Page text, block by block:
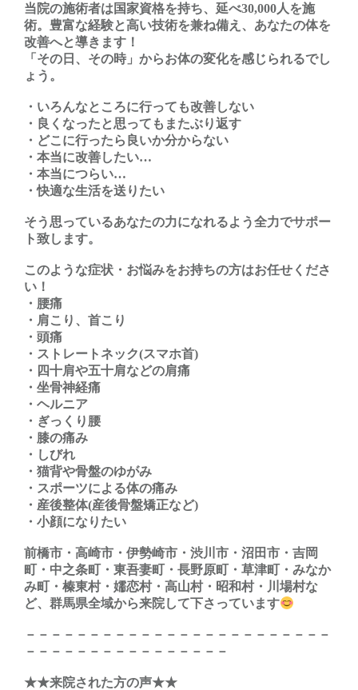
当院の施術者は国家資格を持ち、延べ30,000人を施
術。豊富な経験と高い技術を兼ね備え、あなたの体を
改善へと導きます！
「その日、その時」からお体の変化を感じられるでし
ょう。
・いろんなところに行っても改善しない
・良くなったと思ってもまたぶり返す
・どこに行ったら良いか分からない
・本当に改善したい…
・本当につらい…
・快適な生活を送りたい
そう思っているあなたの力になれるよう全力でサポー
ト致します。
このような症状・お悩みをお持ちの方はお任せくださ
い！
・腰痛
・肩こり、首こり
・頭痛
・ストレートネック(スマホ首)
・四十肩や五十肩などの肩痛
・坐骨神経痛
・ヘルニア
・ぎっくり腰
・膝の痛み
・しびれ
・猫背や骨盤のゆがみ
・スポーツによる体の痛み
・産後整体(産後骨盤矯正など)
・小顔になりたい
前橋市・高崎市・伊勢崎市・渋川市・沼田市・吉岡
町・中之条町・東吾妻町・長野原町・草津町・みなか
み町・榛東村・嬬恋村・高山村・昭和村・川場村な
ど、群馬県全域から来院して下さっています
－－－－－－－－－－－－－－－－－－－－－－－－
－－－－－－－－－－－－－－－－
★★来院された方の声★★